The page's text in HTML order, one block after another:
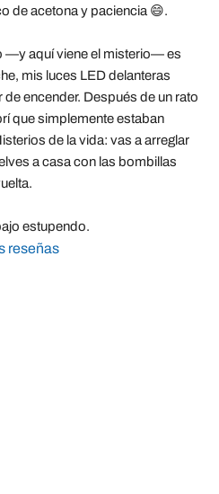
de acetona y paciencia 😄.
—y aquí viene el misterio— es
mis luces LED delanteras
encender. Después de un rato
que simplemente estaban
de la vida: vas a arreglar
a casa con las bombillas
estupendo.
reseñas